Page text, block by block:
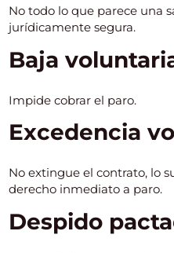
No todo lo que parece una
jurídicamente segura.
Baja
Impide cobrar el paro.
Excedencia
No extingue el contrato, lo
derecho inmediato a paro.
Despido